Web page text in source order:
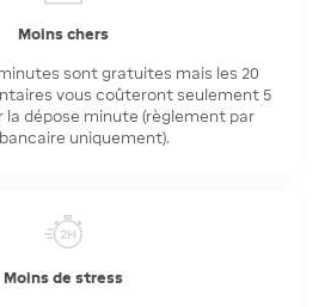
Moins chers
sont gratuites mais les 20
vous coûteront seulement 5
la dépose minute (règlement par
uniquement).
Moins de stress